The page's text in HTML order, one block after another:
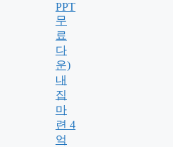
PPT
무
료
다
운)
내
집
마
련 4
억